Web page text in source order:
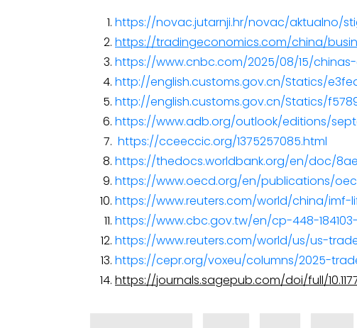
https://novac.jutarnji.hr/novac/aktualno/
https://tradingeconomics.com/china/
https://www.cnbc.com/2025/08/15/
http://english.customs.gov.cn/Statics/
http://english.customs.gov.cn/Statics/
https://www.adb.org/outlook/editions/
https://cceeccic.org/1375257085.html
https://thedocs.worldbank.org/en/doc/
https://www.oecd.org/en/publications/
https://www.reuters.com/world/china/
https://www.cbc.gov.tw/en/cp-448-
https://www.reuters.com/world/us/us-
https://cepr.org/voxeu/columns/2025-
https://journals.sagepub.com/doi/full/